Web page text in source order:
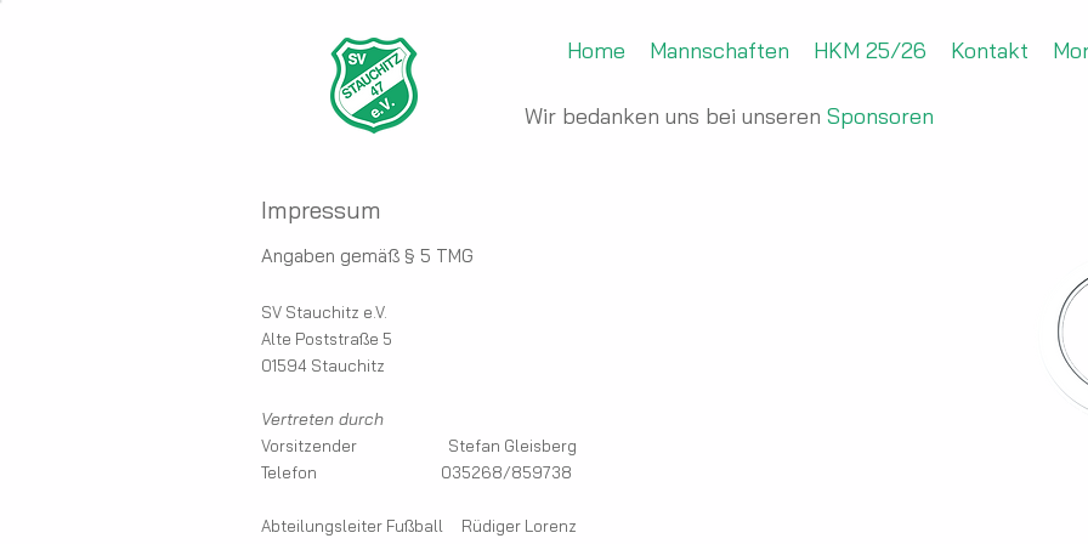
Home Mannschaften HKM 25/26 Kontakt
Wir bedanken uns bei unseren Sponsoren
Impressum
Angaben gemäß § 5 TMG
SV Stauchitz e.V.
Alte Poststraße 5
01594 Stauchitz
Vertreten durch
Vorsitzender Stefan Gleisberg
Telefon 035268/859738
Abteilungsleiter Fußball Rüdiger Lorenz